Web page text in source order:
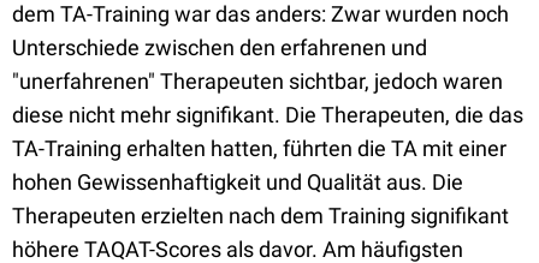
dem TA-Training war das anders: Zwar wurden noch
Unterschiede zwischen den erfahrenen und
"unerfahrenen" Therapeuten sichtbar, jedoch waren
diese nicht mehr signifikant. Die Therapeuten, die das
TA-Training erhalten hatten, führten die TA mit einer
hohen Gewissenhaftigkeit und Qualität aus. Die
Therapeuten erzielten nach dem Training signifikant
höhere TAQAT-Scores als davor. Am häufigsten